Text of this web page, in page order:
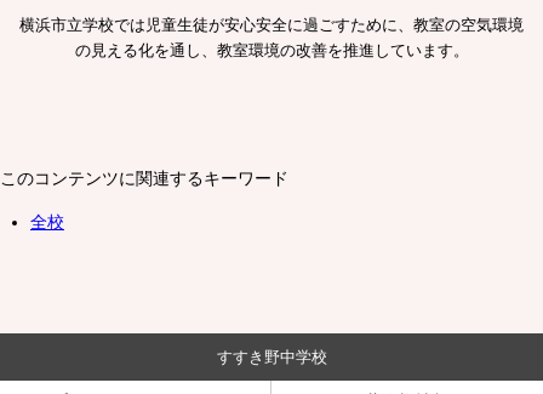
横浜市立学校では児童生徒が安心安全に過ごすために、教室の空気環境
の見える化を通し、教室環境の改善を推進しています。
このコンテンツに関連するキーワード
全校
すすき野中学校